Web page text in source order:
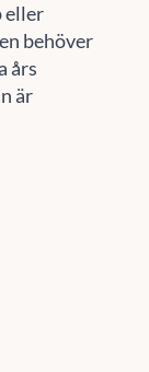
eller
behöver
års
är